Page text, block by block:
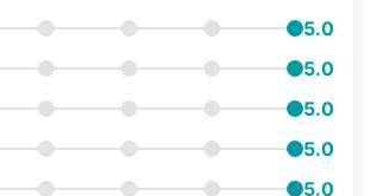
5.0
5.0
5.0
5.0
5.0